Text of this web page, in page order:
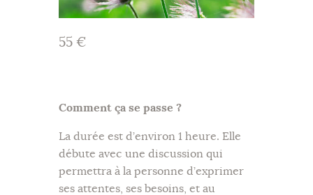
55 €
Comment ça se passe ?
La durée est d’environ 1 heure. Elle
débute avec une discussion qui
permettra à la personne d’exprimer
ses attentes, ses besoins, et au